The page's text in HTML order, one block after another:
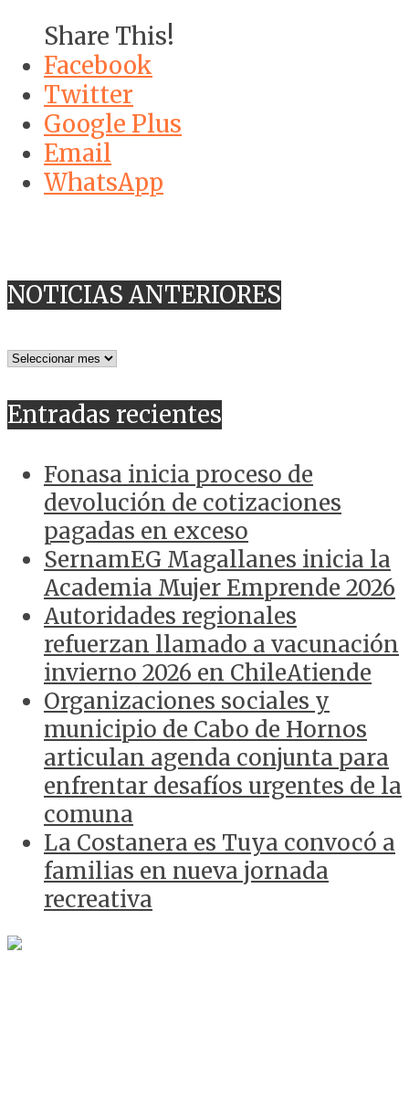
Share This!
Facebook
Twitter
Google Plus
Email
WhatsApp
NOTICIAS ANTERIORES
NOTICIAS
Entradas recientes
Fonasa inicia proceso de
devolución de cotizaciones
pagadas en exceso
SernamEG Magallanes inicia la
Academia Mujer Emprende 2026
Autoridades regionales
refuerzan llamado a vacunación
invierno 2026 en ChileAtiende
Organizaciones sociales y
municipio de Cabo de Hornos
articulan agenda conjunta para
enfrentar desafíos urgentes de la
comuna
La Costanera es Tuya convocó a
familias en nueva jornada
recreativa